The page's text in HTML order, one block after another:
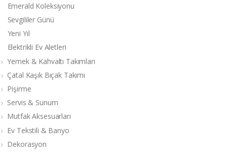
Emerald Koleksiyonu
Sevgililer Günü
Yeni Yıl
Elektrikli Ev Aletleri
Yemek & Kahvaltı Takımları
Çatal Kaşık Bıçak Takımı
Pişirme
Servis & Sunum
Mutfak Aksesuarları
Ev Tekstili & Banyo
Dekorasyon